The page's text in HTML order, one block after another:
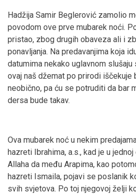
Hadžija Samir Beglerović zamolio
povodom ove prve mubarek noći.
pristao, zbog drugih obaveza ali i
ponavljanja. Na predavanjima koja
datumima nekako uglavnom
ovaj naš džemat po prirodi iščekuje
neobično, pa ću se potruditi da bar
dersa bude takav.
Ova mubarek noć u nekim
hazreti Ibrahima, a.s., kad je u
Allaha da među Arapima, kao
hazreti Ismaila, pojavi se poslanik
svih svjetova. Po toj njegovoj želji